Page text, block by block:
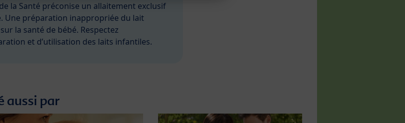
la Santé préconise un allaitement exclusif
Une préparation inappropriée du lait
la santé de bébé. Respectez
et d’utilisation des laits infantiles.
aussi par